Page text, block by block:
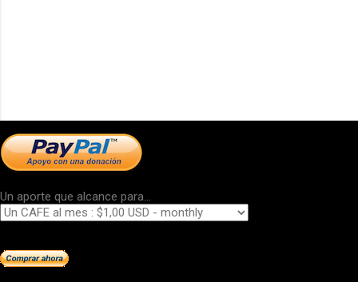
Un aporte que alcance para...